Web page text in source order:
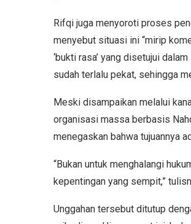
Rifqi juga menyoroti proses
menyebut situasi ini “mirip
‘bukti rasa’ yang disetujui
sudah terlalu pekat, sehingga
Meski disampaikan melalui
organisasi massa berbasis
menegaskan bahwa tujuannya
“Bukan untuk menghalangi
kepentingan yang sempit,”
Unggahan tersebut ditutup